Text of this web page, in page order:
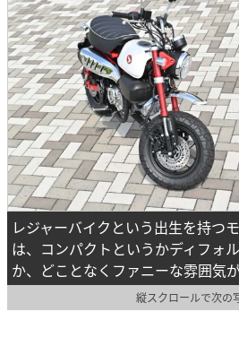
レジャーバイクという出生を持つ
は、コンパクトというかディフォ
か、どことなくファニーな雰囲気が
縦スクロールで次の